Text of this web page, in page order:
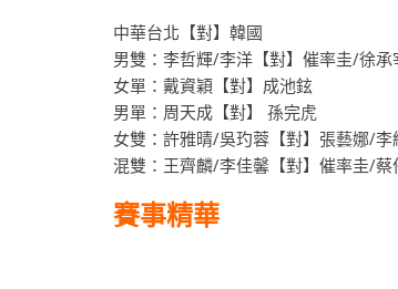
中華台北【對】韓國
男雙：李哲輝/李洋【對】催率圭/徐承
女單：戴資穎【對】成池鉉
男單：周天成【對】 孫完虎
女雙：許雅晴/吳玓蓉【對】張藝娜/李
混雙：王齊麟/李佳馨【對】催率圭/蔡
賽事精華